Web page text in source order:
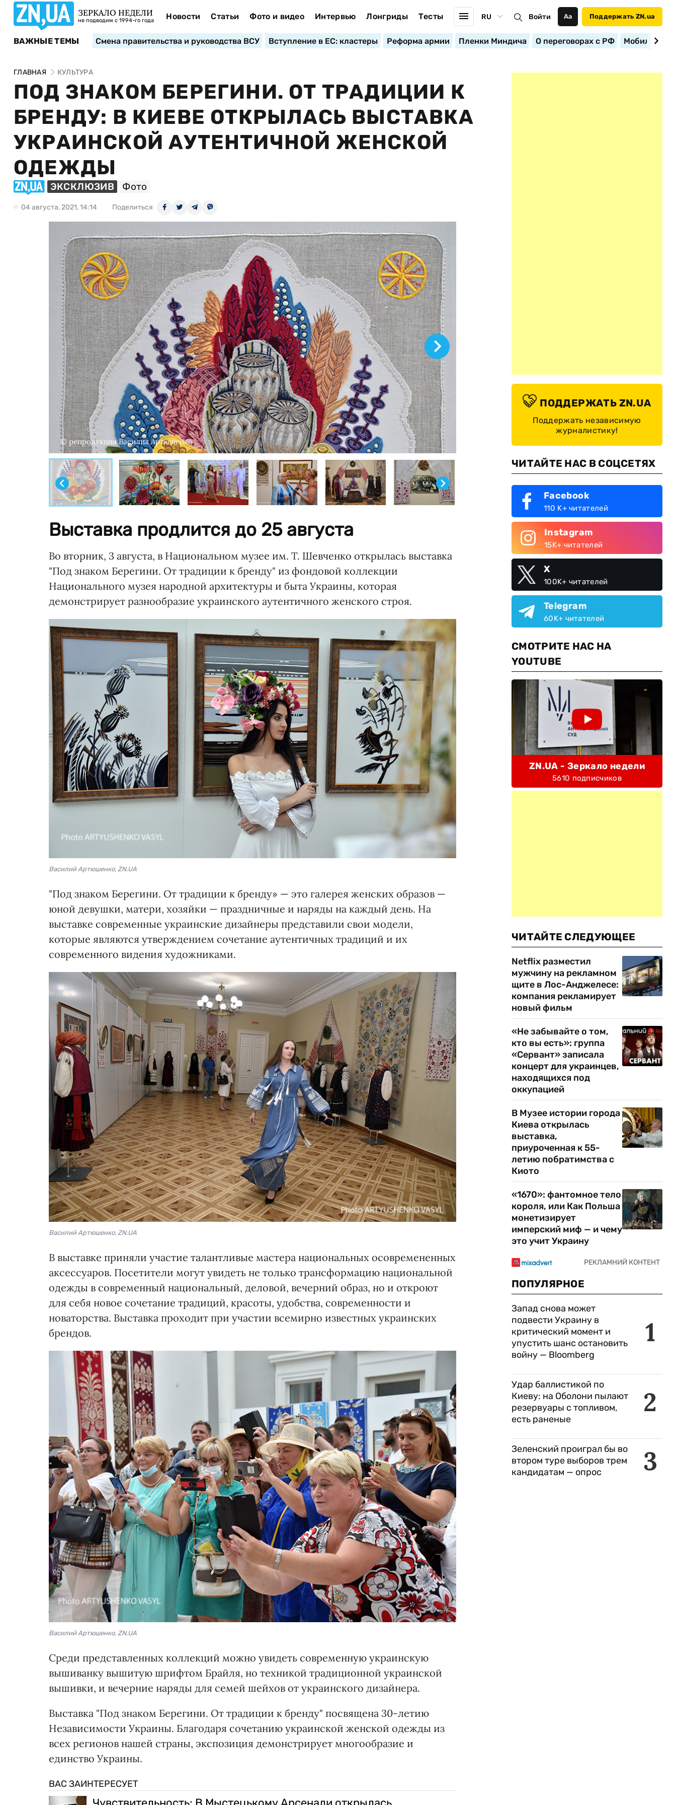
ЗЕРКАЛО НЕДЕЛИ
не подводим с 1994-го года Новости Статьи Фото и видео Интервью Лонгриды Тесты RU Войти Аа Поддержать ZN.ua
ВАЖНЫЕ ТЕМЫ Смена правительства и руководства ВСУ Вступление в ЕС: кластеры Реформа армии Пленки Миндича О переговорах с РФ
ГЛАВНАЯ КУЛЬТУРА
ПОД ЗНАКОМ БЕРЕГИНИ. ОТ ТРАДИЦИИ К
БРЕНДУ: В КИЕВЕ ОТКРЫЛАСЬ ВЫСТАВКА
УКРАИНСКОЙ АУТЕНТИЧНОЙ ЖЕНСКОЙ
ОДЕЖДЫ
ЭКСКЛЮЗИВ Фото
04 августа, 2021, 14:14 Поделиться
© репродукция Василия Артюшенко
Выставка продлится до 25 августа
Во вторник, 3 августа, в Национальном музее им. Т. Шевченко открылась выставка
"Под знаком Берегини. От традиции к бренду" из фондовой коллекции
Национального музея народной архитектуры и быта Украины, которая
демонстрирует разнообразие украинского аутентичного женского строя.
Василий Артюшенко, ZN.UA
"Под знаком Берегини. От традиции к бренду» — это галерея женских образов —
юной девушки, матери, хозяйки — праздничные и наряды на каждый день. На
выставке современные украинские дизайнеры представили свои модели,
которые являются утверждением сочетание аутентичных традиций и их
современного видения художниками.
Василий Артюшенко, ZN.UA
В выставке приняли участие талантливые мастера национальных осовремененных
аксессуаров. Посетители могут увидеть не только трансформацию национальной
одежды в современный национальный, деловой, вечерний образ, но и откроют
для себя новое сочетание традиций, красоты, удобства, современности и
новаторства. Выставка проходит при участии всемирно известных украинских
брендов.
Василий Артюшенко, ZN.UA
Среди представленных коллекций можно увидеть современную украинскую
вышиванку вышитую шрифтом Брайля, но техникой традиционной украинской
вышивки, и вечерние наряды для семей шейхов от украинского дизайнера.
Выставка "Под знаком Берегини. От традиции к бренду" посвящена 30-летию
Независимости Украины. Благодаря сочетанию украинской женской одежды из
всех регионов нашей страны, экспозиция демонстрирует многообразие и
единство Украины.
ВАС ЗАИНТЕРЕСУЕТ
ПОДДЕРЖАТЬ ZN.UA
Поддержать независимую
журналистику!
ЧИТАЙТЕ НАС В СОЦСЕТЯХ
Facebook
110 K+ читателей
Instagram
15K+ читателей
X
100K+ читателей
Telegram
60K+ читателей
СМОТРИТЕ НАС НА
YOUTUBE
ZN.UA - Зеркало недели
5610 подписчиков
ЧИТАЙТЕ СЛЕДУЮЩЕЕ
Netflix разместил
мужчину на рекламном
щите в Лос-Анджелесе:
компания рекламирует
новый фильм
«Не забывайте о том,
кто вы есть»: группа
«Сервант» записала
концерт для украинцев,
находящихся под
оккупацией
В Музее истории города
Киева открылась
выставка,
приуроченная к 55-
летию побратимства с
Киото
«1670»: фантомное тело
короля, или Как Польша
монетизирует
имперский миф — и чему
это учит Украину
ПОПУЛЯРНОЕ
1
Запад снова может
подвести Украину в
критический момент и
упустить шанс остановить
войну — Bloomberg
2
Удар баллистикой по
Киеву: на Оболони пылают
резервуары с топливом,
есть раненые
3
Зеленский проиграл бы во
втором туре выборов трем
кандидатам — опрос